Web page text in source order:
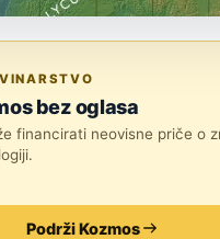
bez oglasa
financirati neovisne priče o
Podrži Kozmos